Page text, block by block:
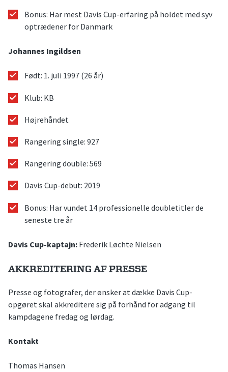
Bonus: Har mest Davis Cup-erfaring på holdet med syv
optrædener for Danmark
Johannes Ingildsen
Født: 1. juli 1997 (26 år)
Klub: KB
Højrehåndet
Rangering single: 927
Rangering double: 569
Davis Cup-debut: 2019
Bonus: Har vundet 14 professionelle doubletitler de
seneste tre år
Davis Cup-kaptajn: Frederik Løchte Nielsen
AKKREDITERING AF PRESSE
Presse og fotografer, der ønsker at dække Davis Cup-
opgøret skal akkreditere sig på forhånd for adgang til
kampdagene fredag og lørdag.
Kontakt
Thomas Hansen